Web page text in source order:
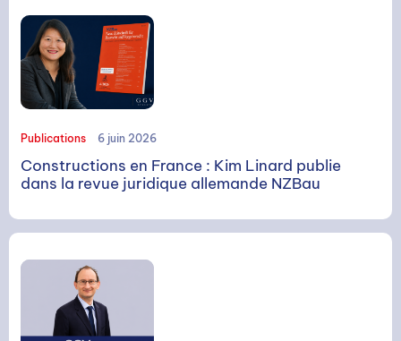
Rechercher
Publications 6 juin 2026
Constructions en France : Kim Linard publie
dans la revue juridique allemande NZBau